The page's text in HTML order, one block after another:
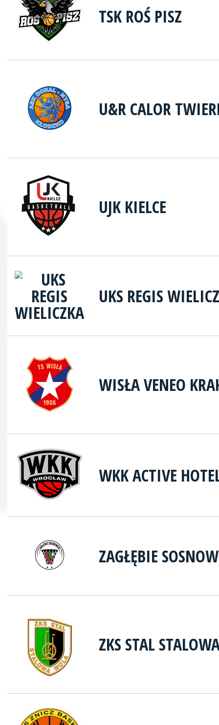
TSK ROŚ PISZ
U&R CALOR
UJK KIELCE
UKS REGIS
WISŁA VENEO
WKK ACTIVE
ZAGŁĘBIE
ZKS STAL